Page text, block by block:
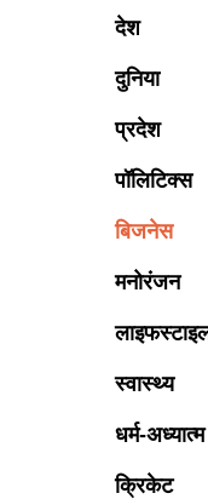
देश
दुनिया
प्रदेश
पॉलिटिक्स
बिजनेस
मनोरंजन
स्वास्थ्य
धर्म-अध्यात्म
क्रिकेट